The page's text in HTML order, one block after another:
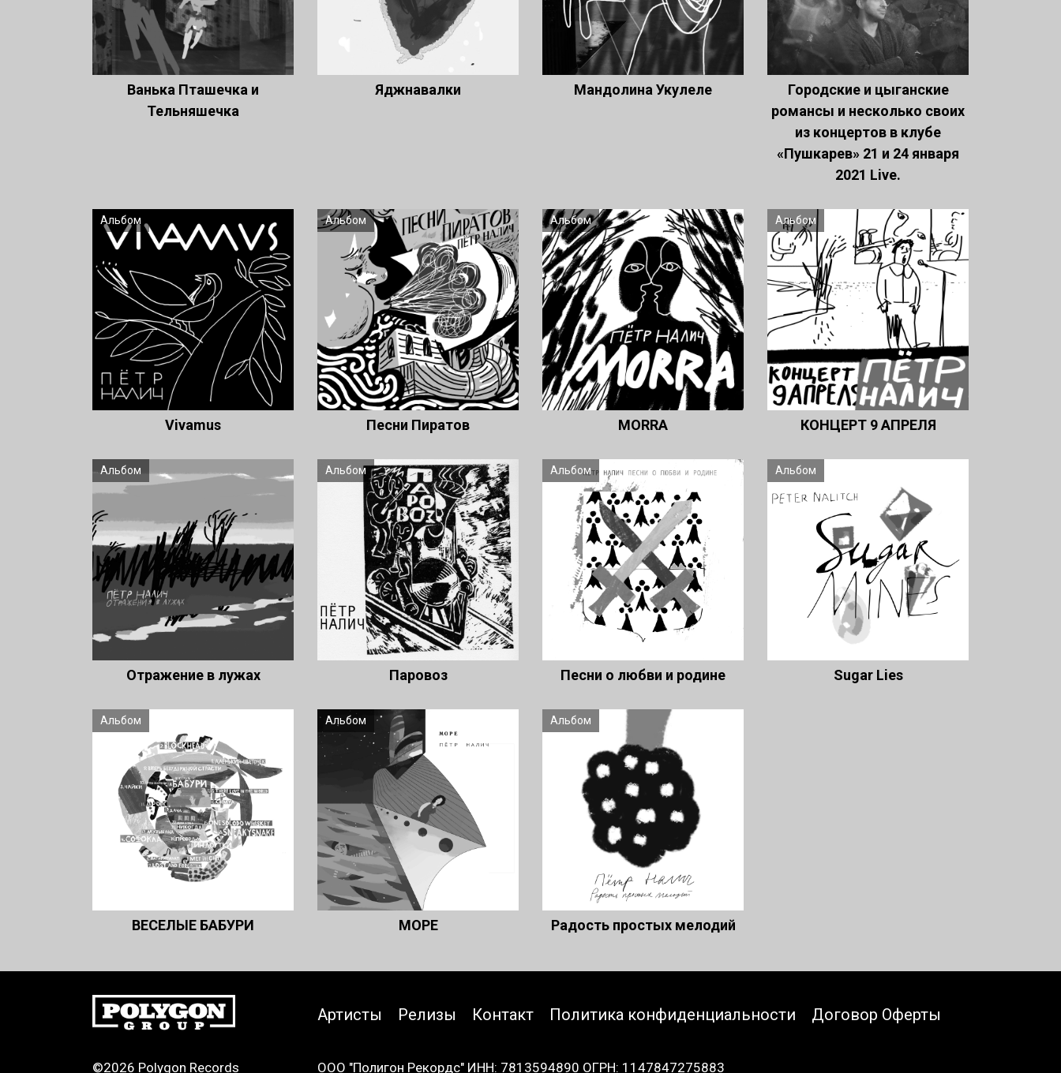
Ванька Пташечка и
Тельняшечка
Яджнавалки Мандолина Укулеле
Городские и цыганские
романсы и несколько своих
из концертов в клубе
«Пушкарев» 21 и 24 января
2021 Live.
Альбом
Vivamus
Альбом
Песни Пиратов
Альбом
MORRA
Альбом
КОНЦЕРТ 9 АПРЕЛЯ
Альбом
Отражение в лужах
Альбом
Паровоз
Альбом
Песни о любви и родине
Альбом
Sugar Lies
Альбом
ВЕСЕЛЫЕ БАБУРИ
Альбом
МОРЕ
Альбом
Радость простых мелодий
©2026 Polygon Records
Артисты Релизы Контакт Политика конфиденциальности Договор Оферты
ООО "Полигон Рекордс" ИНН: 7813594890 ОГРН: 1147847275883